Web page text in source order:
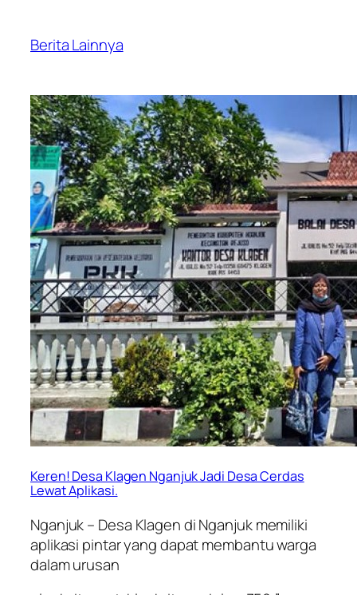
Berita Lainnya
Keren! Desa Klagen Nganjuk Jadi Desa Cerdas
Lewat Aplikasi.
Nganjuk – Desa Klagen di Nganjuk memiliki
aplikasi pintar yang dapat membantu warga
dalam urusan